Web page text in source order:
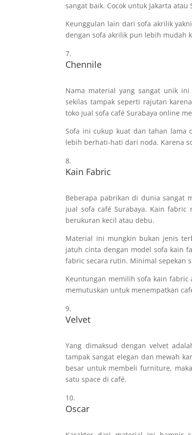
sangat baik. Cocok untuk Jakarta
Keunggulan lain dari sofa akrilik
dengan sofa akrilik pun lebih mudah
Chennile
Nama material yang sangat unik
sekilas tampak seperti rajutan
toko jual sofa café Surabaya online
Sofa ini cukup kuat dan tahan lama
lebih berhati-hati dari noda. Karena
Kain Fabric
Beberapa pabrikan di dunia sangat
jual sofa café Surabaya. Kain
berukuran kecil atau debu.
Material ini mungkin bukan jenis
jatuh cinta dengan model sofa kain
fabric secara rutin. Minimal sepekan
Keuntungan memilih sofa kain fabric
memutuskan untuk menempatkan
Velvet
Yang dimaksud dengan velvet
tampak sangat elegan dan mewah
besar untuk membeli furniture,
satu space di café.
Oscar